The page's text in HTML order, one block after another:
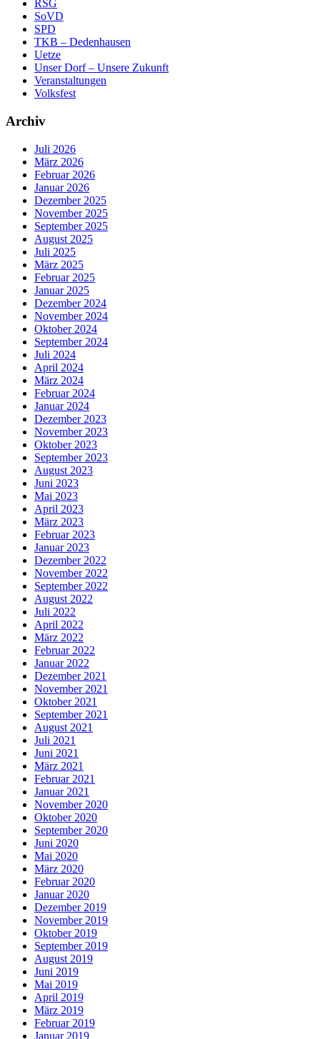
RSG
SoVD
SPD
TKB – Dedenhausen
Uetze
Unser Dorf – Unsere Zukunft
Veranstaltungen
Volksfest
Archiv
Juli 2026
März 2026
Februar 2026
Januar 2026
Dezember 2025
November 2025
September 2025
August 2025
Juli 2025
März 2025
Februar 2025
Januar 2025
Dezember 2024
November 2024
Oktober 2024
September 2024
Juli 2024
April 2024
März 2024
Februar 2024
Januar 2024
Dezember 2023
November 2023
Oktober 2023
September 2023
August 2023
Juni 2023
Mai 2023
April 2023
März 2023
Februar 2023
Januar 2023
Dezember 2022
November 2022
September 2022
August 2022
Juli 2022
April 2022
März 2022
Februar 2022
Januar 2022
Dezember 2021
November 2021
Oktober 2021
September 2021
August 2021
Juli 2021
Juni 2021
März 2021
Februar 2021
Januar 2021
November 2020
Oktober 2020
September 2020
Juni 2020
Mai 2020
März 2020
Februar 2020
Januar 2020
Dezember 2019
November 2019
Oktober 2019
September 2019
August 2019
Juni 2019
Mai 2019
April 2019
März 2019
Februar 2019
Januar 2019